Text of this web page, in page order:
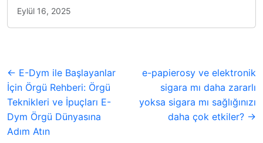
Eylül 16, 2025
← E-Dym ile Başlayanlar
İçin Örgü Rehberi: Örgü
Teknikleri ve İpuçları E-
Dym Örgü Dünyasına
Adım Atın
e-papierosy ve elektronik
sigara mı daha zararlı
yoksa sigara mı sağlığınızı
daha çok etkiler? →